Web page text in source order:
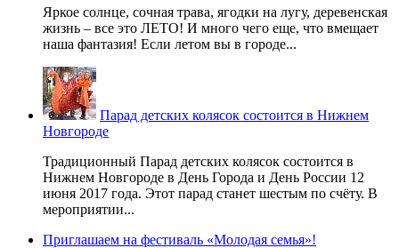
Яркое солнце, сочная трава, ягодки на лугу, деревенская
жизнь – все это ЛЕТО! И много чего еще, что вмещает
наша фантазия! Если летом вы в городе...
Парад детских колясок состоится в Нижнем
Новгороде
Традиционный Парад детских колясок состоится в
Нижнем Новгороде в День Города и День России 12
июня 2017 года. Этот парад станет шестым по счёту. В
мероприятии...
Приглашаем на фестиваль «Молодая семья»!